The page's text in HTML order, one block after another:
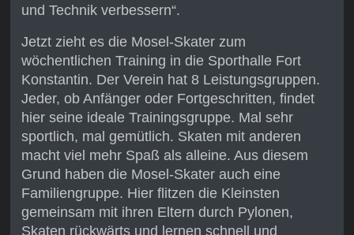
und Technik verbessern“.
Jetzt zieht es die Mosel-Skater zum
wöchentlichen Training in die Sporthalle Fort
Konstantin. Der Verein hat 8 Leistungsgruppen.
Jeder, ob Anfänger oder Fortgeschritten, findet
hier seine ideale Trainingsgruppe. Mal sehr
sportlich, mal gemütlich. Skaten mit anderen
macht viel mehr Spaß als alleine. Aus diesem
Grund haben die Mosel-Skater auch eine
Familiengruppe. Hier flitzen die Kleinsten
gemeinsam mit ihren Eltern durch Pylonen,
Skaten rückwärts und lernen schnell und